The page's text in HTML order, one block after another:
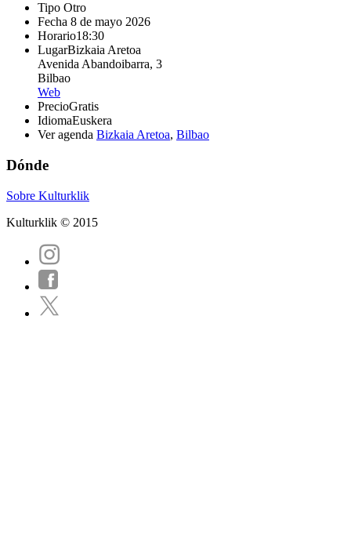
Tipo Otro
Fecha 8 de mayo 2026
Horario18:30
LugarBizkaia Aretoa
Avenida Abandoibarra, 3
Bilbao
Web
PrecioGratis
IdiomaEuskera
Ver agenda Bizkaia Aretoa, Bilbao
Dónde
Sobre Kulturklik
Kulturklik © 2015